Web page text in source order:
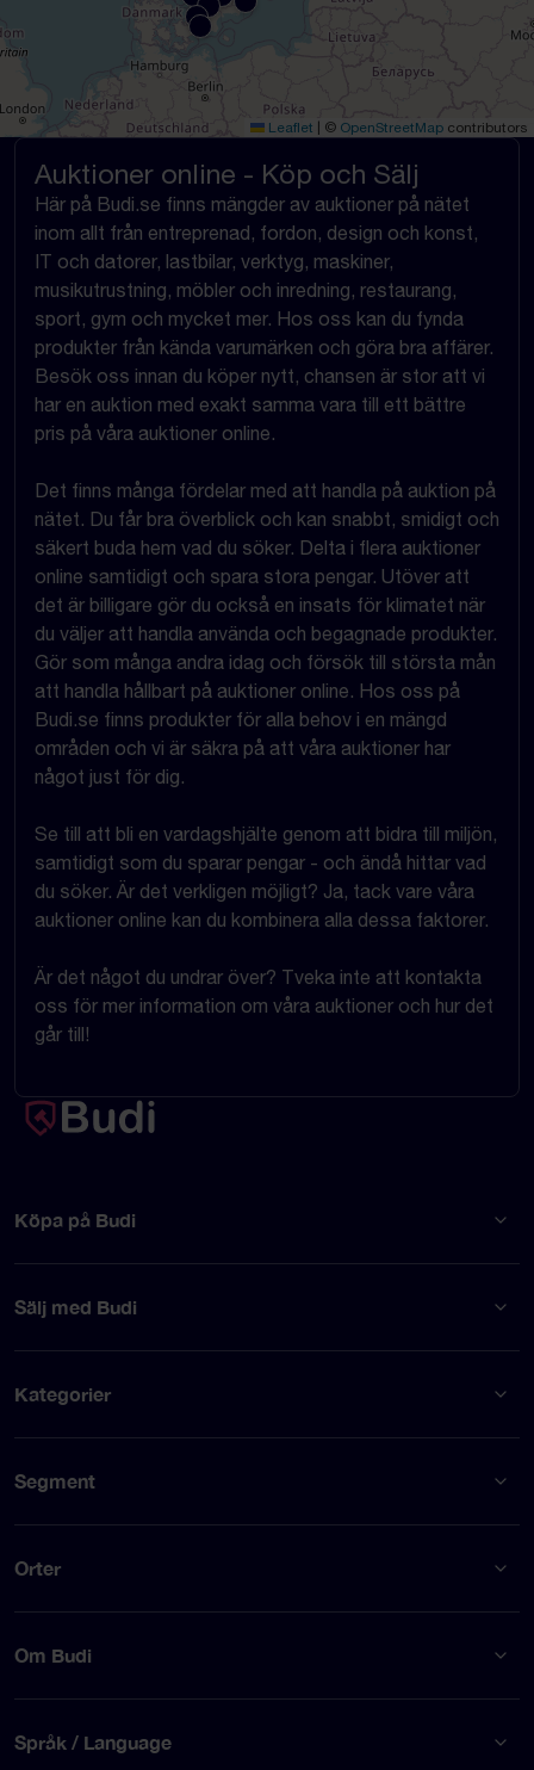
Leaflet © OpenStreetMap contributors
Auktioner online - Köp och Sälj
Här på Budi.se finns mängder av auktioner på nätet
inom allt från entreprenad, fordon, design och konst,
IT och datorer, lastbilar, verktyg, maskiner,
musikutrustning, möbler och inredning, restaurang,
sport, gym och mycket mer. Hos oss kan du fynda
produkter från kända varumärken och göra bra affärer.
Besök oss innan du köper nytt, chansen är stor att vi
har en auktion med exakt samma vara till ett bättre
pris på våra auktioner online.
Det finns många fördelar med att handla på auktion på
nätet. Du får bra överblick och kan snabbt, smidigt och
säkert buda hem vad du söker. Delta i flera auktioner
online samtidigt och spara stora pengar. Utöver att
det är billigare gör du också en insats för klimatet när
du väljer att handla använda och begagnade produkter.
Gör som många andra idag och försök till största mån
att handla hållbart på auktioner online. Hos oss på
Budi.se finns produkter för alla behov i en mängd
områden och vi är säkra på att våra auktioner har
något just för dig.
Se till att bli en vardagshjälte genom att bidra till miljön,
samtidigt som du sparar pengar - och ändå hittar vad
du söker. Är det verkligen möjligt? Ja, tack vare våra
auktioner online kan du kombinera alla dessa faktorer.
Är det något du undrar över? Tveka inte att kontakta
oss för mer information om våra auktioner och hur det
går till!
Köpa på Budi
Sälj med Budi
Kategorier
Segment
Orter
Om Budi
Språk / Language